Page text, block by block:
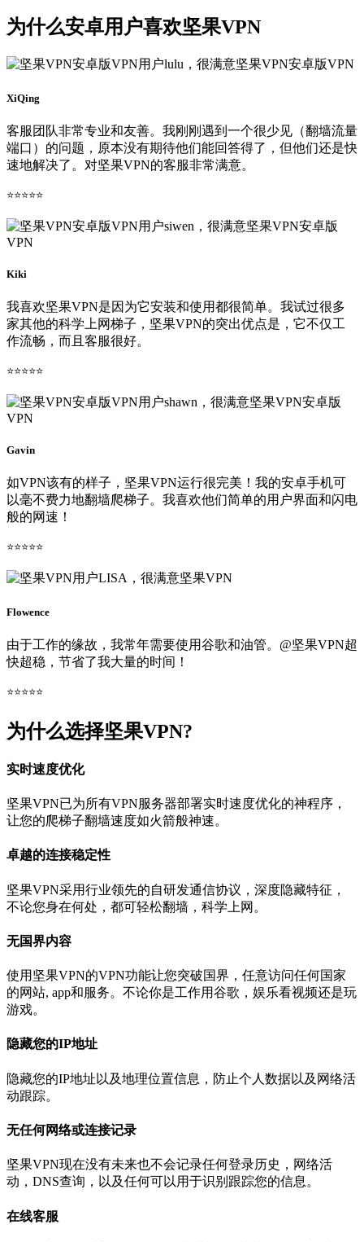
为什么安卓用户喜欢坚果VPN
XiQing
客服团队非常专业和友善。我刚刚遇到一个很少见（翻墙流量
端口）的问题，原本没有期待他们能回答得了，但他们还是快
速地解决了。对坚果VPN的客服非常满意。
⭐⭐⭐⭐⭐
Kiki
我喜欢坚果VPN是因为它安装和使用都很简单。我试过很多
家其他的科学上网梯子，坚果VPN的突出优点是，它不仅工
作流畅，而且客服很好。
⭐⭐⭐⭐⭐
Gavin
如VPN该有的样子，坚果VPN运行很完美！我的安卓手机可
以毫不费力地翻墙爬梯子。我喜欢他们简单的用户界面和闪电
般的网速！
⭐⭐⭐⭐⭐
Flowence
由于工作的缘故，我常年需要使用谷歌和油管。@坚果VPN超
快超稳，节省了我大量的时间！
⭐⭐⭐⭐⭐
为什么选择坚果VPN?
实时速度优化
坚果VPN已为所有VPN服务器部署实时速度优化的神程序，
让您的爬梯子翻墙速度如火箭般神速。
卓越的连接稳定性
坚果VPN采用行业领先的自研发通信协议，深度隐藏特征，
不论您身在何处，都可轻松翻墙，科学上网。
无国界内容
使用坚果VPN的VPN功能让您突破国界，任意访问任何国家
的网站, app和服务。不论你是工作用谷歌，娱乐看视频还是玩
游戏。
隐藏您的IP地址
隐藏您的IP地址以及地理位置信息，防止个人数据以及网络活
动跟踪。
无任何网络或连接记录
坚果VPN现在没有未来也不会记录任何登录历史，网络活
动，DNS查询，以及任何可以用于识别跟踪您的信息。
在线客服